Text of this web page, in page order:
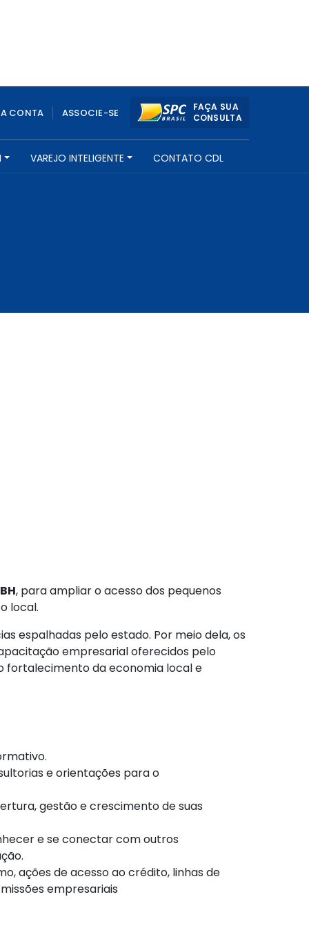
CONTA ASSOCIE-SE
FAÇA SUA
CONSULTA
VAREJO INTELIGENTE CONTATO CDL
, para ampliar o acesso dos pequenos
local.
espalhadas pelo estado. Por meio dela, os
empresarial oferecidos pelo
fortalecimento da economia local e
e orientações para o
gestão e crescimento de suas
e se conectar com outros
ações de acesso ao crédito, linhas de
empresariais